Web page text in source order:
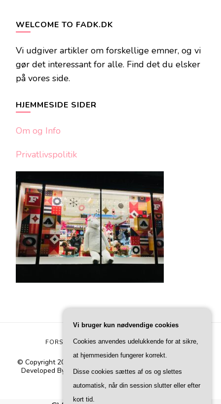
WELCOME TO FADK.DK
Vi udgiver artikler om forskellige emner, og vi
gør det interessant for alle. Find det du elsker
på vores side.
HJEMMESIDE SIDER
Om og Info
Privatlivspolitik
© Copyright 2026 Fa DK . All Rights Reserved.
Developed By
Blossom Themes. Powered byWordPress
FORSIDE OM OG INFO PRIVATLIVSPOLITIK
Vi bruger kun nødvendige cookies
Cookies anvendes udelukkende for at sikre,
at hjemmesiden fungerer korrekt.
Disse cookies sættes af os og slettes
automatisk, når din session slutter eller efter
kort tid.